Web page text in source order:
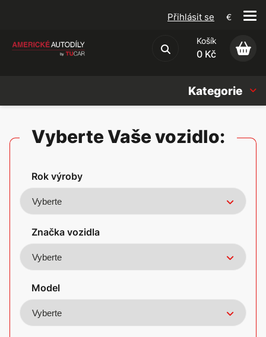
Obchodní podmínky
Přihlásit se €
Košík
0 Kč
Kategorie
Americké vozy
Vyberte Vaše vozidlo:
Rok výroby
Značka vozidla
Model